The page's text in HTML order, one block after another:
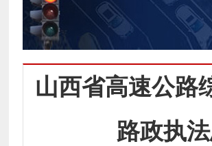
山西省高速公路
路政执